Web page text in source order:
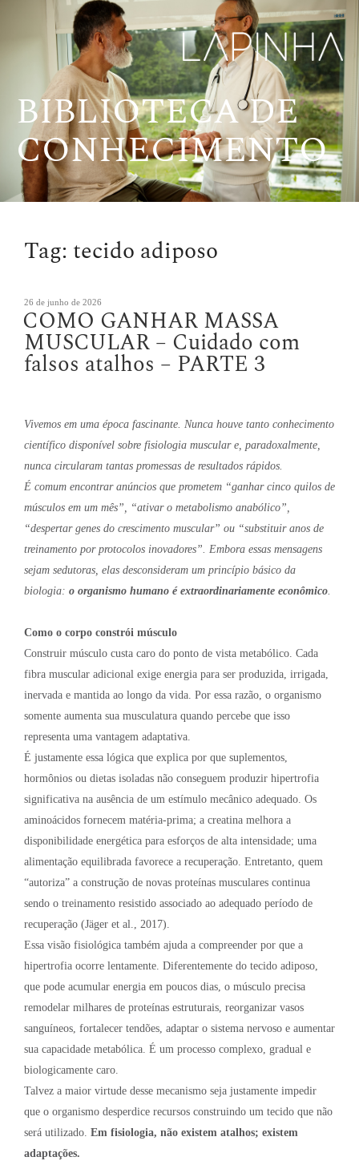
BIBLIOTECA DE
CONHECIMENTO
Tag: tecido adiposo
Publicado
em
26 de junho de 2026
COMO GANHAR MASSA
MUSCULAR – Cuidado com
falsos atalhos – PARTE 3
Vivemos em uma época fascinante. Nunca houve tanto conhecimento
científico disponível sobre fisiologia muscular e, paradoxalmente,
nunca circularam tantas promessas de resultados rápidos.
É comum encontrar anúncios que prometem “ganhar cinco quilos de
músculos em um mês”, “ativar o metabolismo anabólico”,
“despertar genes do crescimento muscular” ou “substituir anos de
treinamento por protocolos inovadores”. Embora essas mensagens
sejam sedutoras, elas desconsideram um princípio básico da
biologia: o organismo humano é extraordinariamente econômico.
Como o corpo constrói músculo
Construir músculo custa caro do ponto de vista metabólico. Cada
fibra muscular adicional exige energia para ser produzida, irrigada,
inervada e mantida ao longo da vida. Por essa razão, o organismo
somente aumenta sua musculatura quando percebe que isso
representa uma vantagem adaptativa.
É justamente essa lógica que explica por que suplementos,
hormônios ou dietas isoladas não conseguem produzir hipertrofia
significativa na ausência de um estímulo mecânico adequado. Os
aminoácidos fornecem matéria-prima; a creatina melhora a
disponibilidade energética para esforços de alta intensidade; uma
alimentação equilibrada favorece a recuperação. Entretanto, quem
“autoriza” a construção de novas proteínas musculares continua
sendo o treinamento resistido associado ao adequado período de
recuperação (Jäger et al., 2017).
Essa visão fisiológica também ajuda a compreender por que a
hipertrofia ocorre lentamente. Diferentemente do tecido adiposo,
que pode acumular energia em poucos dias, o músculo precisa
remodelar milhares de proteínas estruturais, reorganizar vasos
sanguíneos, fortalecer tendões, adaptar o sistema nervoso e aumentar
sua capacidade metabólica. É um processo complexo, gradual e
biologicamente caro.
Talvez a maior virtude desse mecanismo seja justamente impedir
que o organismo desperdice recursos construindo um tecido que não
será utilizado. Em fisiologia, não existem atalhos; existem
adaptações.